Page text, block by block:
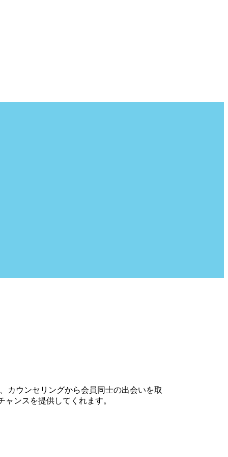
カウンセリングから会員同士の出会いを取
ンスを提供してくれます。